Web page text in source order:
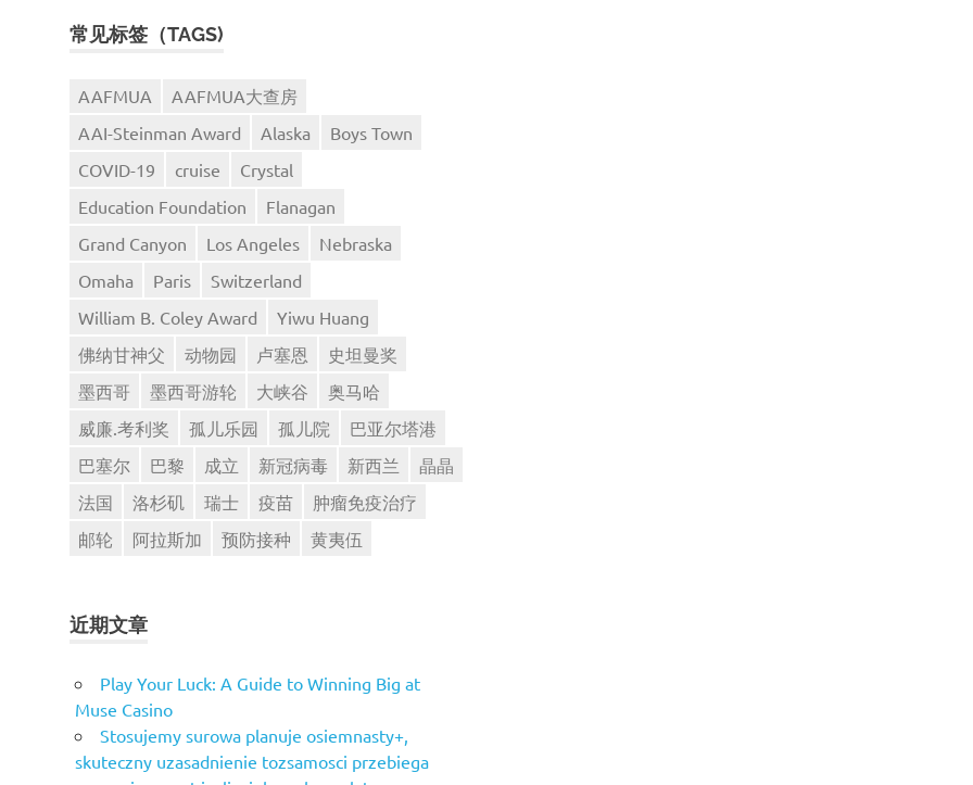
常见标签（TAGS)
AAFMUA
AAFMUA大查房
AAI-Steinman Award
Alaska
Boys Town
COVID-19
cruise
Crystal
Education Foundation
Flanagan
Grand Canyon
Los Angeles
Nebraska
Omaha
Paris
Switzerland
William B. Coley Award
Yiwu Huang
佛纳甘神父
动物园 卢塞恩
史坦曼奖
墨西哥
墨西哥游轮 大峡谷
奥马哈
威廉.考利奖
孤儿乐园 孤儿院
巴亚尔塔港
巴塞尔
巴黎 成立 新冠病毒 新西兰
晶晶
法国
洛杉矶 瑞士 疫苗
肿瘤免疫治疗
邮轮
阿拉斯加 预防接种 黄夷伍
近期文章
Play Your Luck: A Guide to Winning Big at
Muse Casino
Stosujemy surowa planuje osiemnasty+,
skuteczny uzasadnienie tozsamosci przebiega